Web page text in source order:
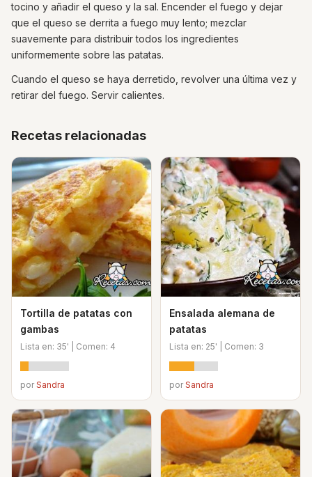
tocino y añadir el queso y la sal. Encender el fuego y dejar
que el queso se derrita a fuego muy lento; mezclar
suavemente para distribuir todos los ingredientes
uniformemente sobre las patatas.
Cuando el queso se haya derretido, revolver una última vez y
retirar del fuego. Servir calientes.
Recetas relacionadas
Tortilla de patatas con
gambas
Lista en: 35' | Comen: 4
porSandra
Ensalada alemana de
patatas
Lista en: 25' | Comen: 3
porSandra